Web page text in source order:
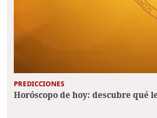
PREDICCIONES
Horóscopo de hoy: descubre qué